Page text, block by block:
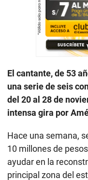
El cantante, de 53
una serie de seis
del 20 al 28 de
intensa gira por
Hace una semana,
10 millones de
ayudar en la
principal zona del